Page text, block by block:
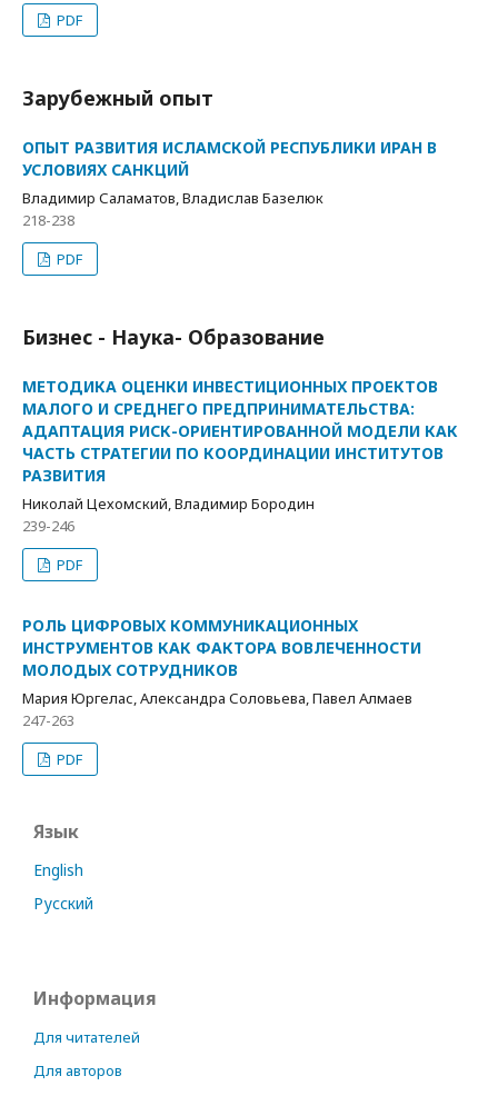
PDF
Зарубежный опыт
ОПЫТ РАЗВИТИЯ ИСЛАМСКОЙ РЕСПУБЛИКИ ИРАН В
УСЛОВИЯХ САНКЦИЙ
Владимир Саламатов, Владислав Базелюк
218-238
PDF
Бизнес - Наука- Образование
МЕТОДИКА ОЦЕНКИ ИНВЕСТИЦИОННЫХ ПРОЕКТОВ
МАЛОГО И СРЕДНЕГО ПРЕДПРИНИМАТЕЛЬСТВА:
АДАПТАЦИЯ РИСК-ОРИЕНТИРОВАННОЙ МОДЕЛИ КАК
ЧАСТЬ СТРАТЕГИИ ПО КООРДИНАЦИИ ИНСТИТУТОВ
РАЗВИТИЯ
Николай Цехомский, Владимир Бородин
239-246
PDF
РОЛЬ ЦИФРОВЫХ КОММУНИКАЦИОННЫХ
ИНСТРУМЕНТОВ КАК ФАКТОРА ВОВЛЕЧЕННОСТИ
МОЛОДЫХ СОТРУДНИКОВ
Мария Юргелас, Александра Соловьева, Павел Алмаев
247-263
PDF
Язык
English
Русский
Информация
Для читателей
Для авторов